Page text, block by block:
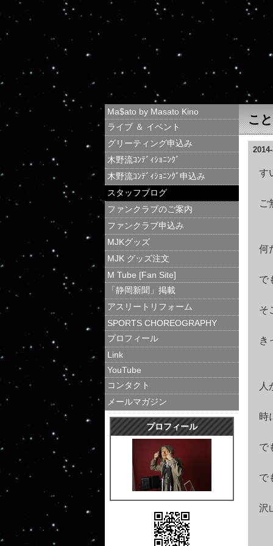
こ
す
ご
何
で
そ
き
人
時
で
で
沢
Ma$ato by Masato Kino
ライブ ＆ イベント
グリーティング申込み
木野流ｺﾝﾃﾞｨｼｮﾆﾝｸﾞ
木野流ｺﾝﾃﾞｨｼｮﾆﾝｸﾞ申込み
スタッフブログ
ファンクラブのご案内
ファンクラブ申込み
MJKグッズ
MJK グッズ注文
M Tube [Fan Site]
「静岡新聞」掲載
アスリートリフォーム
SPORTS CHOREOGRAPHY
プロフィール
Link
YouTube
コンタクト
メールマガジン
プロフィール